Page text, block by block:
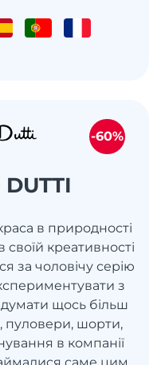
в природності
своїй креативності
за чоловічу серію
з
щось більш
пуловери, шорти,
в компанії
-60%